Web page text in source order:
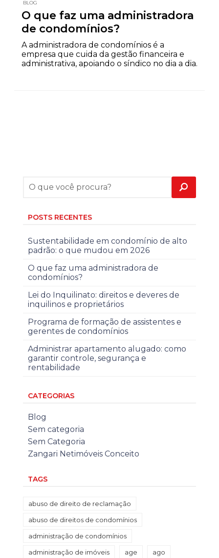
BLOG
O que faz uma administradora
de condomínios?
A administradora de condomínios é a
empresa que cuida da gestão financeira e
administrativa, apoiando o síndico no dia a dia.
POSTS RECENTES
Sustentabilidade em condomínio de alto
padrão: o que mudou em 2026
O que faz uma administradora de
condomínios?
Lei do Inquilinato: direitos e deveres de
inquilinos e proprietários
Programa de formação de assistentes e
gerentes de condomínios
Administrar apartamento alugado: como
garantir controle, segurança e
rentabilidade
CATEGORIAS
Blog
Sem categoria
Sem Categoria
Zangari Netimóveis Conceito
TAGS
abuso de direito de reclamação
abuso de direitos de condomínios
administração de condomínios
administração de imóveis age ago